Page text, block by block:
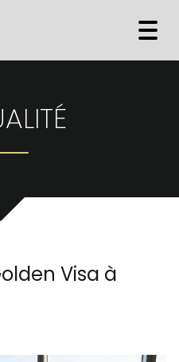
Visa à